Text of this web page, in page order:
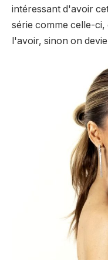
intéressant d'avoir
série comme celle-
l'avoir, sinon on